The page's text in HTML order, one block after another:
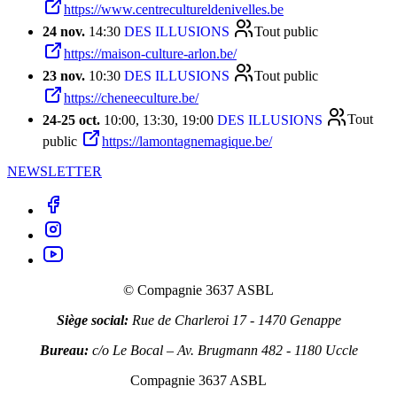
https://www.centrecultureldenivelles.be
24 nov. 14:30 DES ILLUSIONS
Tout public
https://maison-culture-arlon.be/
23 nov. 10:30 DES ILLUSIONS
Tout public
https://cheneeculture.be/
24-25 oct. 10:00, 13:30, 19:00 DES ILLUSIONS
Tout
public
https://lamontagnemagique.be/
NEWSLETTER
© Compagnie 3637 ASBL
Siège social:Rue de Charleroi 17 - 1470 Genappe
Bureau:c/o Le Bocal – Av. Brugmann 482 - 1180 Uccle
Compagnie 3637 ASBL